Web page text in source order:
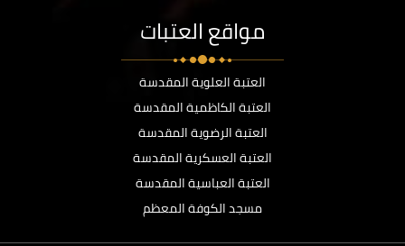
مواقع العتبات
العتبة العلوية المقدسة
العتبة الكاظمية المقدسة
العتبة الرضوية المقدسة
العتبة العسكرية المقدسة
العتبة العباسية المقدسة
مسجد الكوفة المعظم